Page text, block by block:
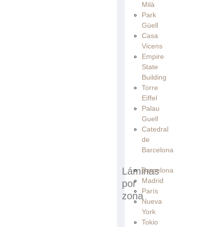
Milà
Park
Güell
Casa
Vicens
Empire
State
Building
Torre
Eiffel
Palau
Guell
Catedral
de
Barcelona
Láminas
por
zona
Barcelona
Madrid
París
Nueva
York
Tokio